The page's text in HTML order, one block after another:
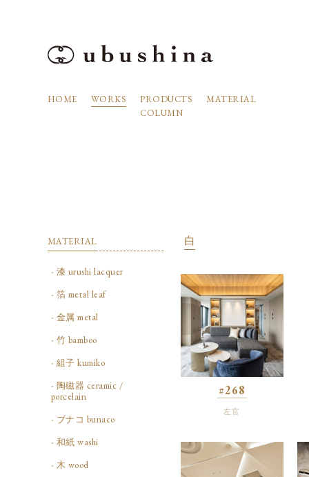
HOME WORKS PRODUCTS
MATERIAL
COLUMN
MATERIAL
- 漆 urushi lacquer
- 箔 metal leaf
- 金属 metal
- 竹 bamboo
- 組子 kumiko
- 陶磁器 ceramic /
porcelain
- ブナコ bunaco
- 和紙 washi
- 木 wood
白
#268
左官